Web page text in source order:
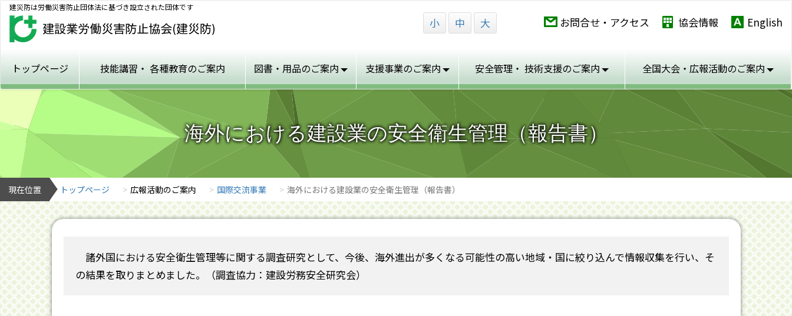
建災防は労働災害防止団体法に基づき設立された団体です
小 中 大 お問合せ・アクセス 協会情報 English
トップページ 技能講習・ 各種教育のご案内 図書・用品のご案内 支援事業のご案内 安全管理・ 技術支援のご案内 全国大会・広報活動のご案内
海外における建設業の安全衛生管理（報告書）
現在位置 トップページ 広報活動のご案内 国際交流事業 海外における建設業の安全衛生管理（報告書）
諸外国における安全衛生管理等に関する調査研究として、今後、海外進出が多くなる可能性の高い地域・国に絞り込んで情報収集を行い、そ
の結果を取りまとめました。（調査協力：建設労務安全研究会）